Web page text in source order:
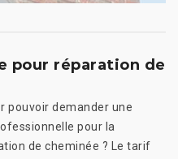
pour réparation de
pouvoir demander une
pour la
de cheminée ? Le tarif